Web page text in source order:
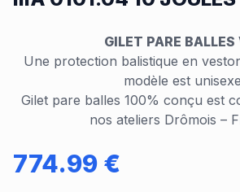
GILET PARE BALLES
Une protection balistique en
modèle est unisexe
Gilet pare balles 100% conçu est
nos ateliers Drômois –
774.99 €